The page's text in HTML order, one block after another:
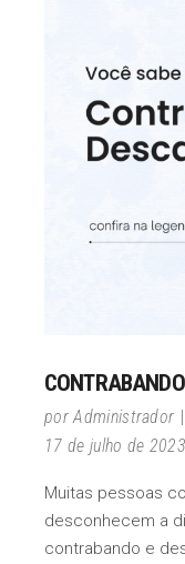
porAdministrador
17 de julho de 2023
Muitas pessoas
desconhecem a
contrabando e